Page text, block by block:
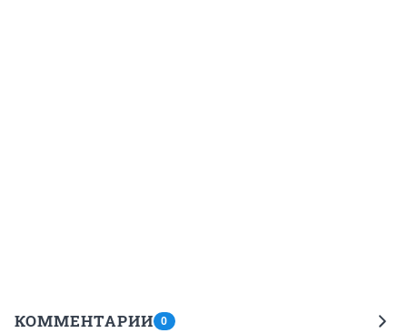
КОММЕНТАРИИ 0